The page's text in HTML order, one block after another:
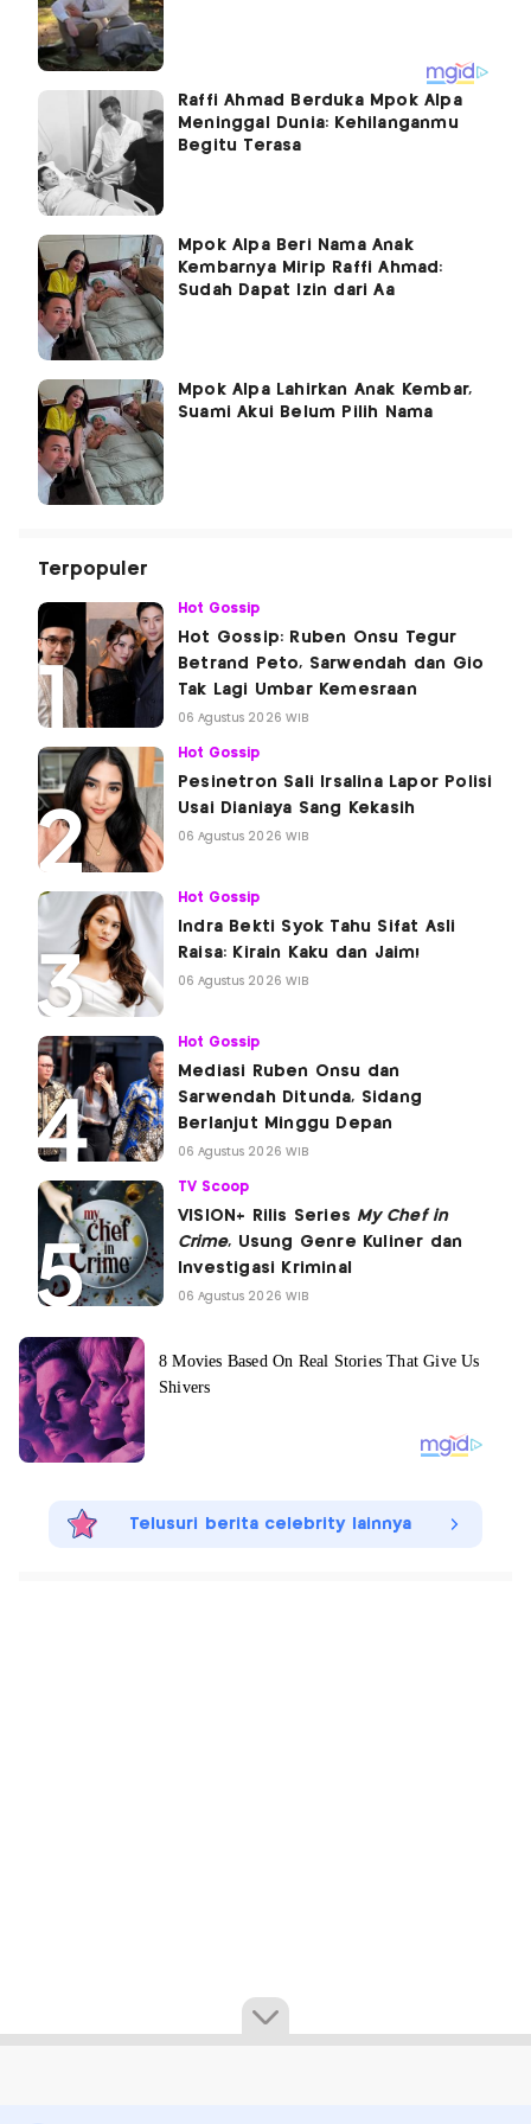
Raffi Ahmad Berduka Mpok Alpa
Meninggal Dunia: Kehilanganmu
Begitu Terasa
Mpok Alpa Beri Nama Anak
Kembarnya Mirip Raffi Ahmad:
Sudah Dapat Izin dari Aa
Mpok Alpa Lahirkan Anak Kembar,
Suami Akui Belum Pilih Nama
Terpopuler
Hot Gossip
Hot Gossip: Ruben Onsu Tegur
Betrand Peto, Sarwendah dan Gio
Tak Lagi Umbar Kemesraan
06 Agustus 2026 WIB
Hot Gossip
Pesinetron Sali Irsalina Lapor Polisi
Usai Dianiaya Sang Kekasih
06 Agustus 2026 WIB
Hot Gossip
Indra Bekti Syok Tahu Sifat Asli
Raisa: Kirain Kaku dan Jaim!
06 Agustus 2026 WIB
Hot Gossip
Mediasi Ruben Onsu dan
Sarwendah Ditunda, Sidang
Berlanjut Minggu Depan
06 Agustus 2026 WIB
TV Scoop
VISION+ Rilis Series My Chef in
Crime, Usung Genre Kuliner dan
Investigasi Kriminal
06 Agustus 2026 WIB
Telusuri berita celebrity lainnya